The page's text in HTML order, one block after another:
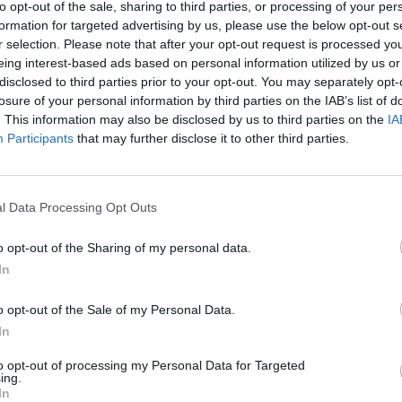
opt-out of the sale, sharing to third parties, or processing of your
for targeted advertising by us, please use the below opt-out
selection. Please note that after your opt-out request is processed
interest-based ads based on personal information utilized by us
to third parties prior to your opt-out. You may separately
of your personal information by third parties on the IAB’s list of
This information may also be disclosed by us to third parties on the
Participants that may further disclose it to other third parties.
Data Processing Opt Outs
opt-out of the Sharing of my personal data.
opt-out of the Sale of my Personal Data.
opt-out of processing my Personal Data for Targeted
prostoru Milovice, v současnosti tam žije na pět
1975. První chovnou skupinu tvořil jeden samec a
desítky zvířat. Chov zubrů u Milovic byl založen v roce
jeden býk a sedm samic.
do české přírody může veřejnost přispět
.
projektech spojených s ochranou přírody spolupracuje
věd České republiky, Jihočeské univerzity v Českých
Ústavu biologie obratlovců Akademie věd České
Prahy, Zoo Liberec, České zemědělské univerzity v
univerzity v Brně a dalších odborných institucí.
podporuje Akademie věd ČR v rámci programu
dále společnosti Nadace PPF, Nadace Kooperativa,